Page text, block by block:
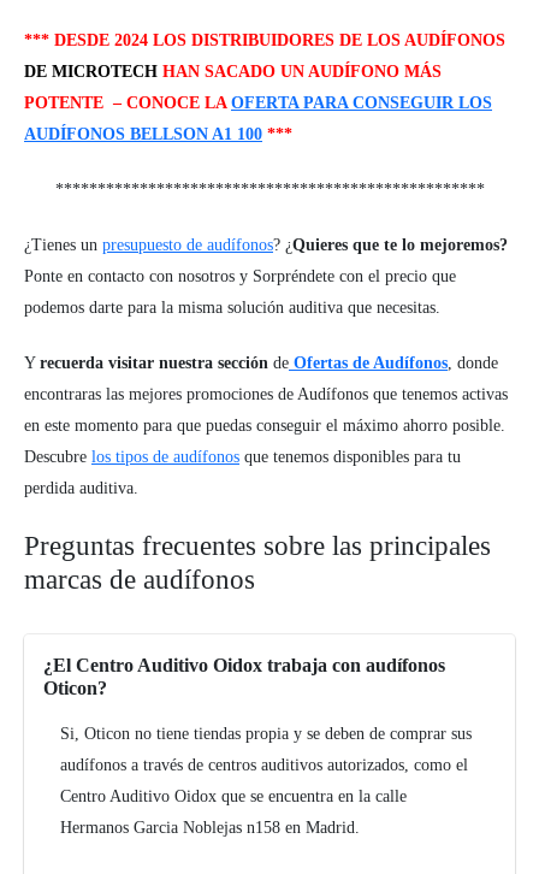
*** DESDE 2024 LOS DISTRIBUIDORES DE LOS AUDÍFONOS
DE MICROTECH HAN SACADO UN AUDÍFONO MÁS
POTENTE – CONOCE LA OFERTA PARA CONSEGUIR LOS
AUDÍFONOS BELLSON A1 100 ***
***************************************************
¿Tienes un presupuesto de audífonos? ¿Quieres que te lo mejoremos?
Ponte en contacto con nosotros y Sorpréndete con el precio que
podemos darte para la misma solución auditiva que necesitas.
Y recuerda visitar nuestra sección de Ofertas de Audífonos, donde
encontraras las mejores promociones de Audífonos que tenemos activas
en este momento para que puedas conseguir el máximo ahorro posible.
Descubre los tipos de audífonos que tenemos disponibles para tu
perdida auditiva.
Preguntas frecuentes sobre las principales
marcas de audífonos
¿El Centro Auditivo Oidox trabaja con audífonos
Oticon?
Si, Oticon no tiene tiendas propia y se deben de comprar sus
audífonos a través de centros auditivos autorizados, como el
Centro Auditivo Oidox que se encuentra en la calle
Hermanos Garcia Noblejas n158 en Madrid.